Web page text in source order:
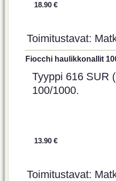
18.90 €
Toimitustavat:
Fiocchi haulikkonallit
Tyyppi 616 SUR
100/1000.
13.90 €
Toimitustavat: